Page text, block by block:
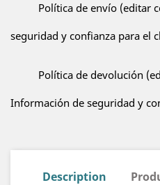
Política de envío (editar
seguridad y confianza para el
Política de devolución
Información de seguridad y
Description